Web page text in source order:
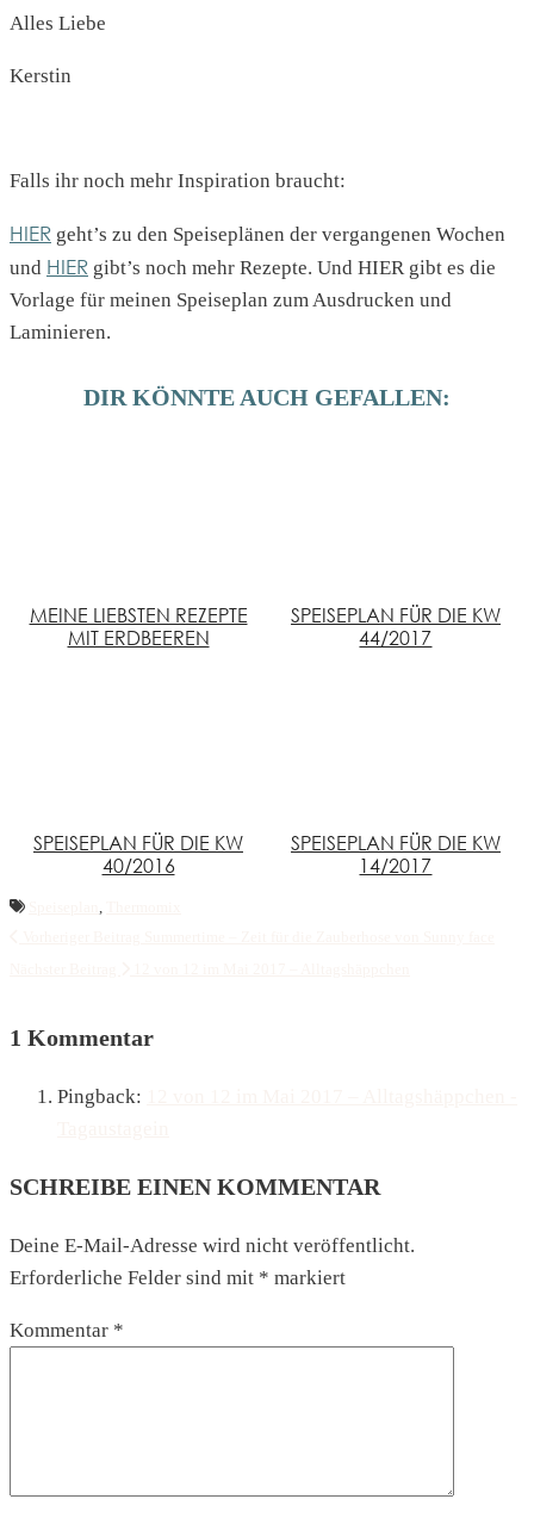
Alles Liebe
Kerstin
Falls ihr noch mehr Inspiration braucht:
HIER geht’s zu den Speiseplänen der vergangenen Wochen
und HIER gibt’s noch mehr Rezepte. Und HIER gibt es die
Vorlage für meinen Speiseplan zum Ausdrucken und
Laminieren.
DIR KÖNNTE AUCH GEFALLEN:
MEINE LIEBSTEN REZEPTE
MIT ERDBEEREN
SPEISEPLAN FÜR DIE KW
44/2017
SPEISEPLAN FÜR DIE KW
40/2016
SPEISEPLAN FÜR DIE KW
14/2017
,
1 Kommentar
Pingback:
SCHREIBE EINEN KOMMENTAR
Deine E-Mail-Adresse wird nicht veröffentlicht.
Erforderliche Felder sind mit * markiert
Kommentar *